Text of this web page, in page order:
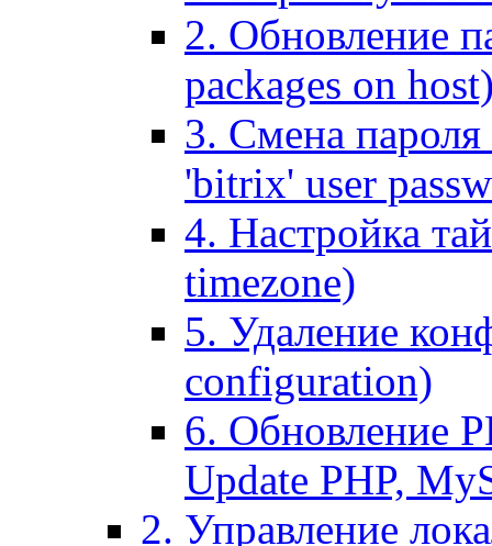
2. Обновление
packages on
3. Смена пароля
'bitrix' user
4. Настройка
timezone)
5. Удаление
configuration)
6. Обновление
Update PHP,
2. Управление